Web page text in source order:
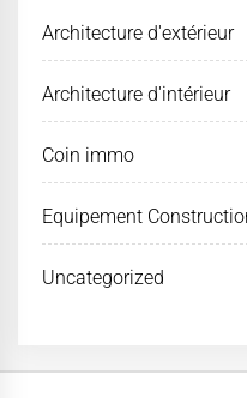
Architecture d'extérieur
Architecture d'intérieur
Coin immo
Equipement
Uncategorized